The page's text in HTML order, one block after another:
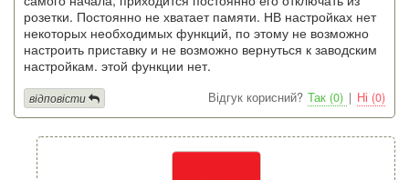
розетки. Постоянно не хватает памяти. НВ настройках нет
некоторых необходимых функций, по этому не возможно
настроить приставку и не возможно вернуться к заводским
настройкам. этой функции нет.
Відгук корисний? Так (0) | Ні (0)
відповісти